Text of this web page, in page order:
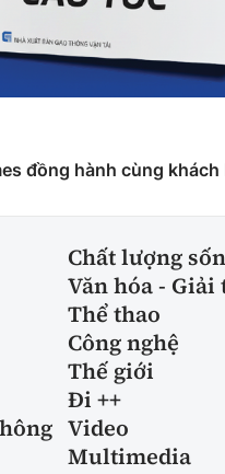
đồng hành cùng
Chất lượng
Văn hóa -
Thể thao
Công nghệ
Thế giới
Đi ++
Video
Multimedia